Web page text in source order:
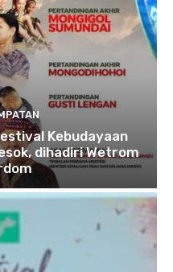
Kebudayaan
dihadiri Wetrom